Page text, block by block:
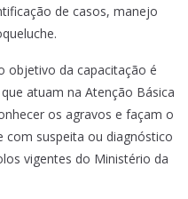
de casos, manejo
objetivo da capacitação é
atuam na Atenção Básica
os agravos e façam o
com suspeita ou diagnóstico
vigentes do Ministério da